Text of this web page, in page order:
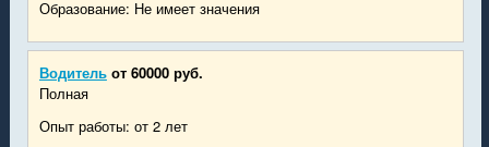
Образование: Не имеет значения
Водитель от 60000 руб.
Полная
Опыт работы: от 2 лет